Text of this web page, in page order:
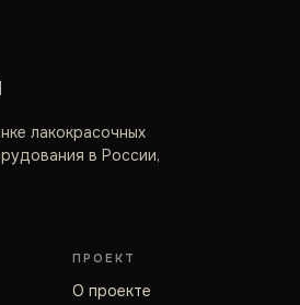
лакокрасочных
в России,
ПРОЕКТ
О проекте